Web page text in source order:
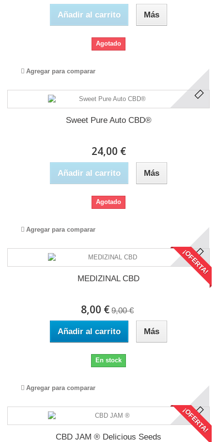
Añadir al carrito Más
Agotado
Agregar para comparar
Sweet Pure Auto CBD®
24,00 €
Añadir al carrito Más
Agotado
Agregar para comparar
¡OFERTA!
MEDIZINAL CBD
8,00 € 9,00 €
Añadir al carrito Más
En stock
Agregar para comparar
¡OFERTA!
CBD JAM ® Delicious Seeds